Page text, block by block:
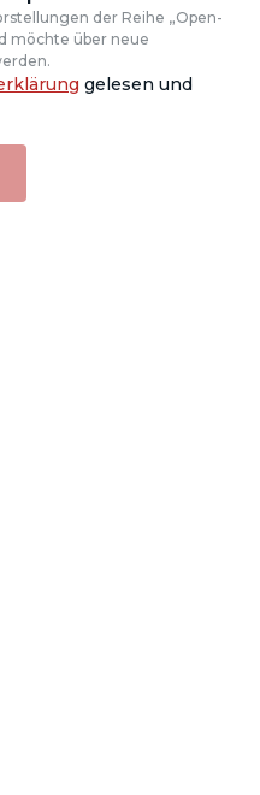
der Reihe „Open-
möchte über neue
gelesen und